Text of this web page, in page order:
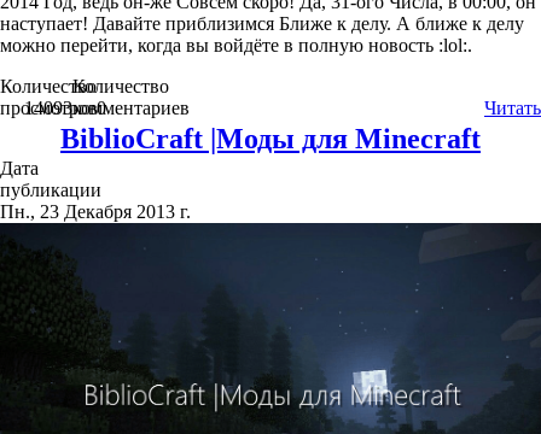
наступает! Давайте приблизимся Ближе к делу. А ближе к делу
можно перейти, когда вы войдёте в полную новость :lol:.
Количество
просмотров
14093
Количество
комментариев
0 Читать
BiblioCraft |Моды для Minecraft
Дата
публикации
Пн., 23 Декабря 2013 г.